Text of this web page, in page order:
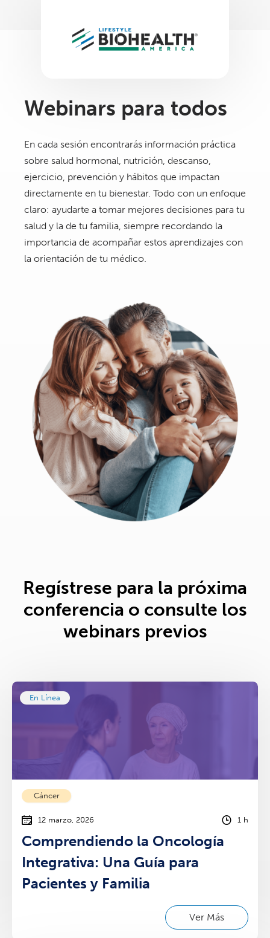
Webinars para todos
En cada sesión encontrarás información práctica
sobre salud hormonal, nutrición, descanso,
ejercicio, prevención y hábitos que impactan
directamente en tu bienestar. Todo con un enfoque
claro: ayudarte a tomar mejores decisiones para tu
salud y la de tu familia, siempre recordando la
importancia de acompañar estos aprendizajes con
la orientación de tu médico.
Regístrese para la próxima
conferencia o consulte los
webinars previos
En Línea
Cáncer
12 marzo, 2026 1 h
Comprendiendo la Oncología
Integrativa: Una Guía para
Pacientes y Familia
Ver Más